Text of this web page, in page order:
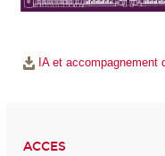
IA et accompagnement
ACCES